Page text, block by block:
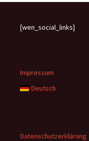
[wen_social_links]
Impressum
Deutsch
Datenschutzerklärung